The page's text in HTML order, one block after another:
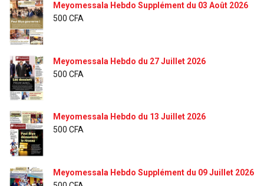
Meyomessala Hebdo Supplément du 03 Août 2026
500 CFA
Meyomessala Hebdo du 27 Juillet 2026
500 CFA
Meyomessala Hebdo du 13 Juillet 2026
500 CFA
Meyomessala Hebdo Supplément du 09 Juillet 2026